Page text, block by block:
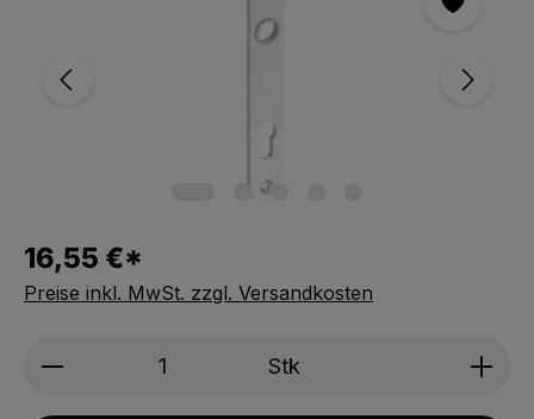
16,55 €*
Preise inkl. MwSt. zzgl. Versandkosten
Produkt Anzahl: Gib den
Stk